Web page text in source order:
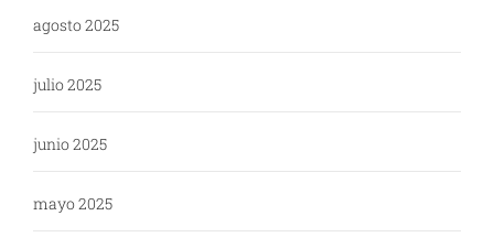
agosto 2025
julio 2025
junio 2025
mayo 2025